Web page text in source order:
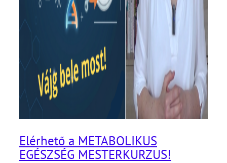
Elérhető a METABOLIKUS
EGÉSZSÉG MESTERKURZUS!